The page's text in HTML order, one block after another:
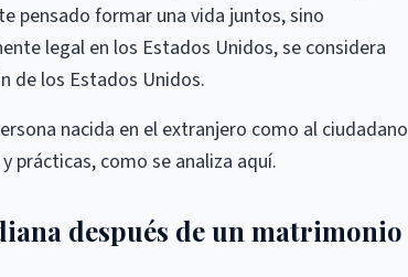
pensado formar una vida juntos, sino
legal en los Estados Unidos, se considera
de los Estados Unidos.
nacida en el extranjero como al ciudadano
prácticas, como se analiza aquí.
después de un matrimonio